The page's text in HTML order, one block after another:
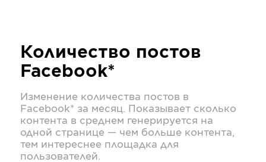
Количество постов
Facebook*
Изменение количества постов в
Facebook* за месяц. Показывает сколько
контента в среднем генерируется на
одной странице — чем больше контента,
тем интереснее площадка для
пользователей.